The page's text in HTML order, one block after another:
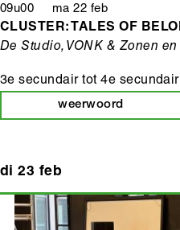
09u00 ma 22 feb
3e secundairtot4e secundair
CLUSTER: TALES OF
De Studio, VONK & Zonen
weerwoord
di 23 feb